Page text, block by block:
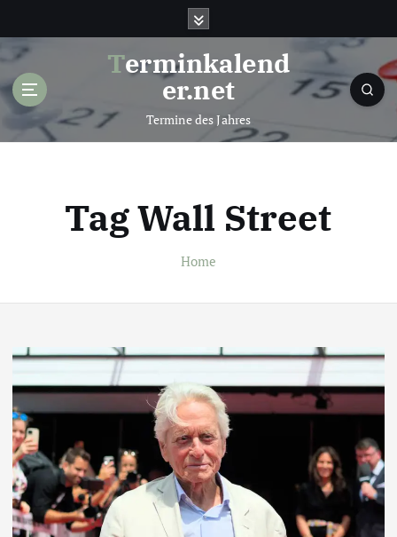
t
Terminkalend
er.net
Termine des Jahres
Tag Wall Street
Home